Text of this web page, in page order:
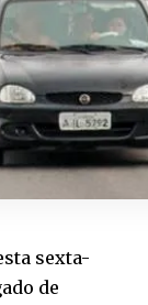
sexta-
de